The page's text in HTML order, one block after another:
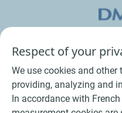
Respect of your
We use cookies and
providing, analyzing and
In accordance with